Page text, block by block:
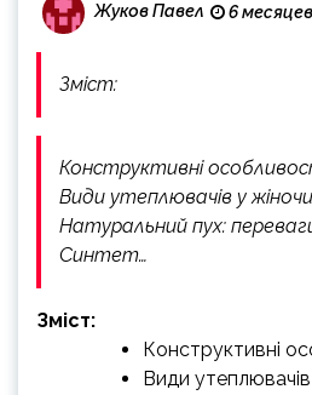
Жуков Павел 6
Зміст:
Конструктивні
Види утеплювачів у
Натуральний пух:
Синтет…
Зміст:
Конструктивні
Види